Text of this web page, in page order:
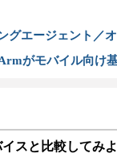
グエージェント／
がモバイル向け
スと比較してみ